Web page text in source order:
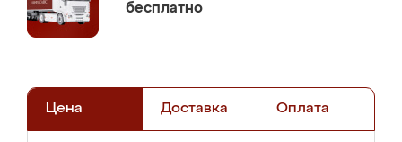
бесплатно
Цена Доставка Оплата